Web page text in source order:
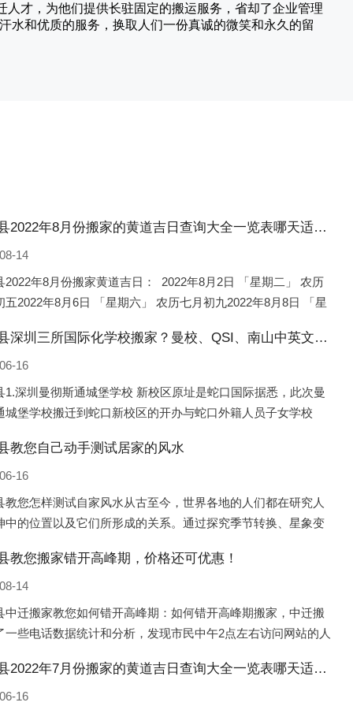
才，为他们提供长驻固定的搬运服务，省却了企业管理
水和优质的服务，换取人们一份真诚的微笑和永久的留
吴桥县2022年8月份搬家的黄道吉日查询大全一览表哪天适合搬家好日子
14
2022年8月份搬家黄道吉日： 2022年8月2日 「星期二」 农历
五2022年8月6日 「星期六」 农历七月初九2022年8月8日 「星
吴桥县深圳三所国际化学校搬家？曼校、QSI、南山中英文搬走了
16
1.深圳曼彻斯通城堡学校 新校区原址是蛇口国际据悉，此次曼
城堡学校搬迁到蛇口新校区的开办与蛇口外籍人员子女学校
入蛇口外籍
教您自己动手测试居家的风水
16
教您怎样测试自家风水从古至今，世界各地的人们都在研究人
中的位置以及它们所形成的关系。通过探究季节转换、星象变
中的人，其一生中的财
教您搬家错开高峰期，价格还可优惠！
14
中迁搬家教您如何错开高峰期：如何错开高峰期搬家，中迁搬
一些电话数据统计和分析，发现市民中午2点左右访问网站的人
，网上QQ微
吴桥县2022年7月份搬家的黄道吉日查询大全一览表哪天适合搬家好日子
16